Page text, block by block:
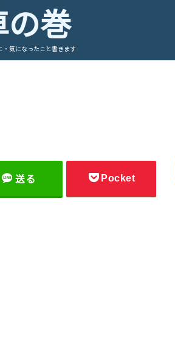
の巻
・気になったこと書きます
送る Pocket